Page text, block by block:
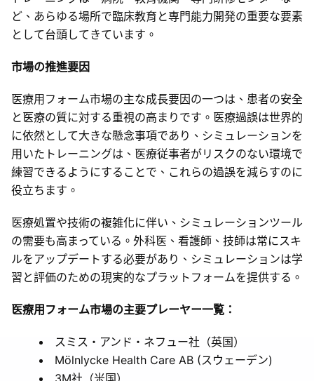
ど、あらゆる場所で臨床教育と専門能力開発の重要な要素
として台頭してきています。
市場の推進要因
医療用フォーム市場の主な成長要因の一つは、患者の安全
と医療の質に対する重視の高まりです。医療過誤は世界的
に依然として大きな懸念事項であり、シミュレーションを
用いたトレーニングは、医療従事者がリスクのない環境で
練習できるようにすることで、これらの過誤を減らすのに
役立ちます。
医療処置や技術の複雑化に伴い、シミュレーションツール
の需要も高まっている。外科医、看護師、技師は常にスキ
ルをアップデートする必要があり、シミュレーションは学
習と評価のための現実的なプラットフォームを提供する。
医療用フォーム市場の主要プレーヤー一覧：
スミス・アンド・ネフュー社（英国）
Mölnlycke Health Care AB (スウェーデン)
3M社（米国）